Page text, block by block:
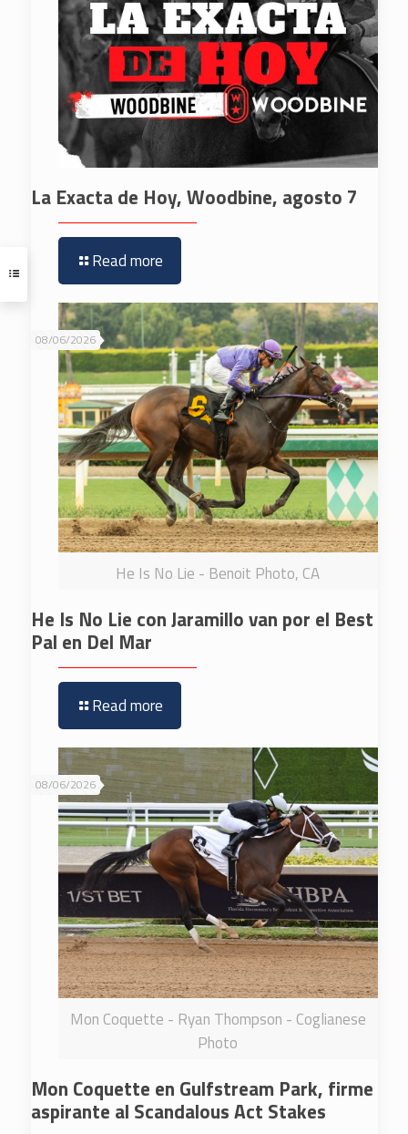
La Exacta de Hoy, Woodbine, agosto 7
Read more
He Is No Lie - Benoit Photo, CA
08/06/2026
He Is No Lie con Jaramillo van por el Best
Pal en Del Mar
Read more
Mon Coquette - Ryan Thompson - Coglianese
Photo
08/06/2026
Mon Coquette en Gulfstream Park, firme
aspirante al Scandalous Act Stakes